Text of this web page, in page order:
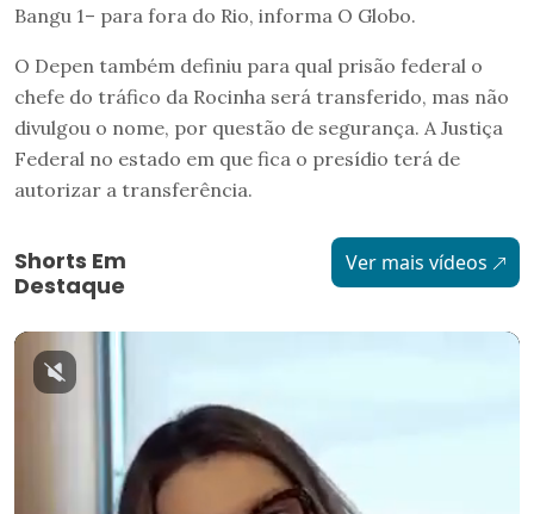
Bangu 1– para fora do Rio, informa O Globo.
O Depen também definiu para qual prisão federal o
chefe do tráfico da Rocinha será transferido, mas não
divulgou o nome, por questão de segurança. A Justiça
Federal no estado em que fica o presídio terá de
autorizar a transferência.
Shorts Em
Destaque
Ver mais vídeos